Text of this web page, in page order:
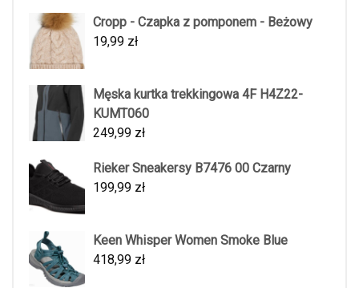
Cropp - Czapka z pomponem - Beżowy
19,99 zł
Męska kurtka trekkingowa 4F H4Z22-
KUMT060
249,99 zł
Rieker Sneakersy B7476 00 Czarny
199,99 zł
Keen Whisper Women Smoke Blue
418,99 zł